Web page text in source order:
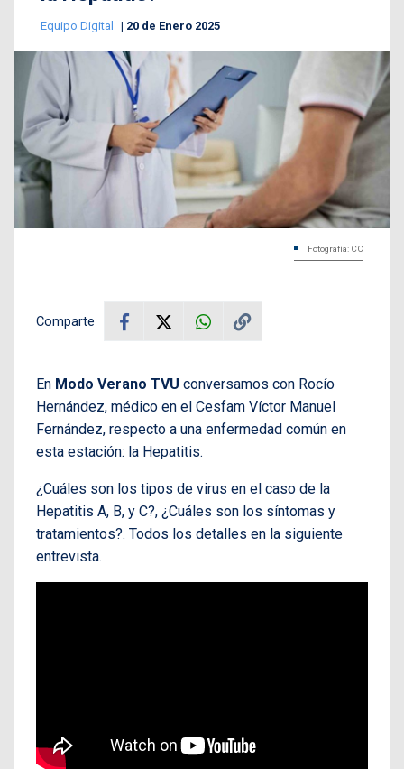
Equipo Digital 20 de Enero 2025
Fotografía: CC
Comparte
En Modo Verano TVU conversamos con Rocío
Hernández, médico en el Cesfam Víctor Manuel
Fernández, respecto a una enfermedad común en
esta estación: la Hepatitis.
¿Cuáles son los tipos de virus en el caso de la
Hepatitis A, B, y C?, ¿Cuáles son los síntomas y
tratamientos?. Todos los detalles en la siguiente
entrevista.